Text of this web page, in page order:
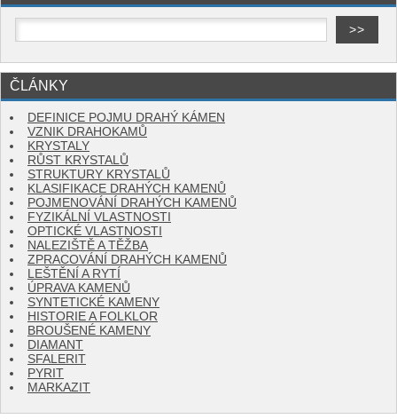
ČLÁNKY
DEFINICE POJMU DRAHÝ KÁMEN
VZNIK DRAHOKAMŮ
KRYSTALY
RŮST KRYSTALŮ
STRUKTURY KRYSTALŮ
KLASIFIKACE DRAHÝCH KAMENŮ
POJMENOVÁNÍ DRAHÝCH KAMENŮ
FYZIKÁLNÍ VLASTNOSTI
OPTICKÉ VLASTNOSTI
NALEZIŠTĚ A TĚŽBA
ZPRACOVÁNÍ DRAHÝCH KAMENŮ
LEŠTĚNÍ A RYTÍ
ÚPRAVA KAMENŮ
SYNTETICKÉ KAMENY
HISTORIE A FOLKLOR
BROUŠENÉ KAMENY
DIAMANT
SFALERIT
PYRIT
MARKAZIT